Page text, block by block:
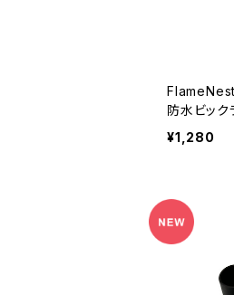
防水ビック
¥1,280